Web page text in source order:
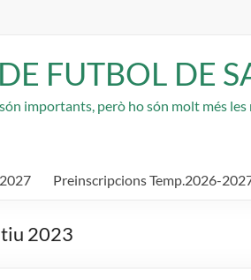
FUTBOL DE
importants, però ho són molt més
Preinscripcions Temp.2026-
2023